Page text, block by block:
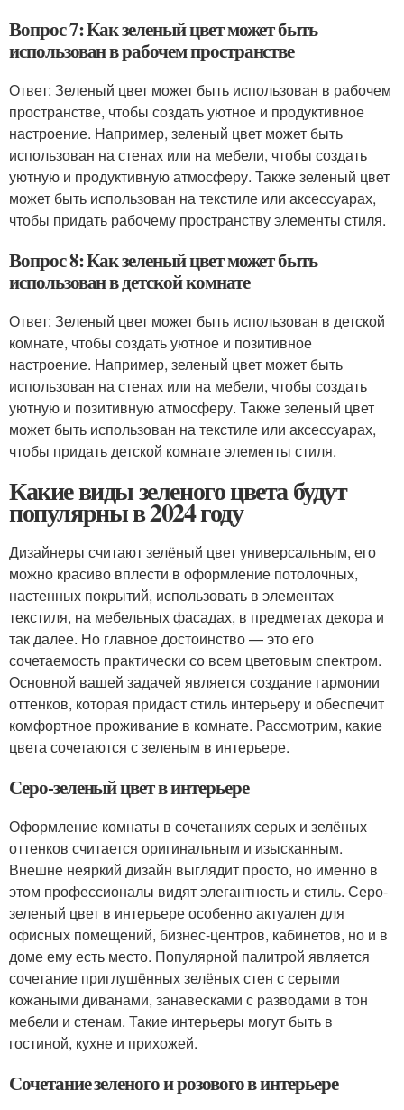
Вопрос 7: Как зеленый цвет может быть
использован в рабочем пространстве
Ответ: Зеленый цвет может быть использован в рабочем
пространстве, чтобы создать уютное и продуктивное
настроение. Например, зеленый цвет может быть
использован на стенах или на мебели, чтобы создать
уютную и продуктивную атмосферу. Также зеленый цвет
может быть использован на текстиле или аксессуарах,
чтобы придать рабочему пространству элементы стиля.
Вопрос 8: Как зеленый цвет может быть
использован в детской комнате
Ответ: Зеленый цвет может быть использован в детской
комнате, чтобы создать уютное и позитивное
настроение. Например, зеленый цвет может быть
использован на стенах или на мебели, чтобы создать
уютную и позитивную атмосферу. Также зеленый цвет
может быть использован на текстиле или аксессуарах,
чтобы придать детской комнате элементы стиля.
Какие виды зеленого цвета будут
популярны в 2024 году
Дизайнеры считают зелёный цвет универсальным, его
можно красиво вплести в оформление потолочных,
настенных покрытий, использовать в элементах
текстиля, на мебельных фасадах, в предметах декора и
так далее. Но главное достоинство — это его
сочетаемость практически со всем цветовым спектром.
Основной вашей задачей является создание гармонии
оттенков, которая придаст стиль интерьеру и обеспечит
комфортное проживание в комнате. Рассмотрим, какие
цвета сочетаются с зеленым в интерьере.
Серо-зеленый цвет в интерьере
Оформление комнаты в сочетаниях серых и зелёных
оттенков считается оригинальным и изысканным.
Внешне неяркий дизайн выглядит просто, но именно в
этом профессионалы видят элегантность и стиль. Серо-
зеленый цвет в интерьере особенно актуален для
офисных помещений, бизнес-центров, кабинетов, но и в
доме ему есть место. Популярной палитрой является
сочетание приглушённых зелёных стен с серыми
кожаными диванами, занавесками с разводами в тон
мебели и стенам. Такие интерьеры могут быть в
гостиной, кухне и прихожей.
Сочетание зеленого и розового в интерьере